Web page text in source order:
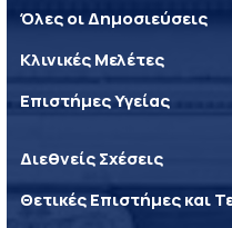
Όλες οι Δημοσιεύσεις
Κλινικές Μελέτες
Επιστήμες Υγείας
Διεθνείς Σχέσεις
Θετικές Επιστήμες και